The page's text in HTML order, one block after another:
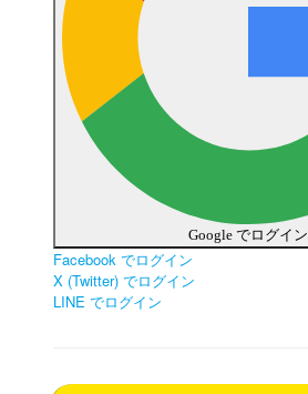
Google でログイン
Facebook でログイン
X (Twitter) でログイン
LINE でログイン